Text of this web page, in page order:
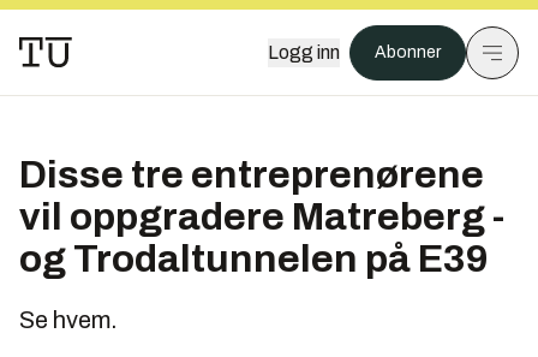
Logg inn Abonner
Disse tre entreprenørene
vil oppgradere Matreberg -
og Trodaltunnelen på E39
Se hvem.